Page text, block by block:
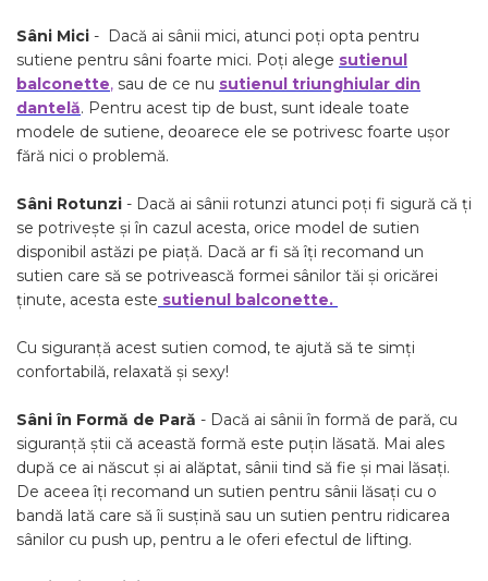
Sâni Mici - Dacă ai sânii mici, atunci poți opta pentru
sutiene pentru sâni foarte mici. Poți alege sutienul
balconette, sau de ce nu sutienul triunghiular din
dantelă. Pentru acest tip de bust, sunt ideale toate
modele de sutiene, deoarece ele se potrivesc foarte ușor
fără nici o problemă.
Sâni Rotunzi - Dacă ai sânii rotunzi atunci poți fi sigură că ți
se potrivește și în cazul acesta, orice model de sutien
disponibil astăzi pe piață. Dacă ar fi să îți recomand un
sutien care să se potrivească formei sânilor tăi și oricărei
ținute, acesta este sutienul balconette.
Cu siguranță acest sutien comod, te ajută să te simți
confortabilă, relaxată și sexy!
Sâni în Formă de Pară - Dacă ai sânii în formă de pară, cu
siguranță știi că această formă este puțin lăsată. Mai ales
după ce ai născut și ai alăptat, sânii tind să fie și mai lăsați.
De aceea îți recomand un sutien pentru sânii lăsați cu o
bandă lată care să îi susțină sau un sutien pentru ridicarea
sânilor cu push up, pentru a le oferi efectul de lifting.